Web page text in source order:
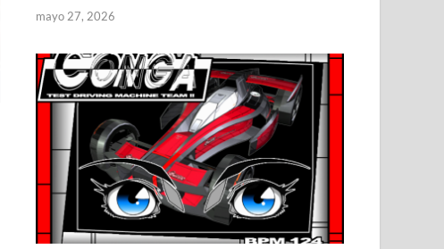
mayo 27, 2026